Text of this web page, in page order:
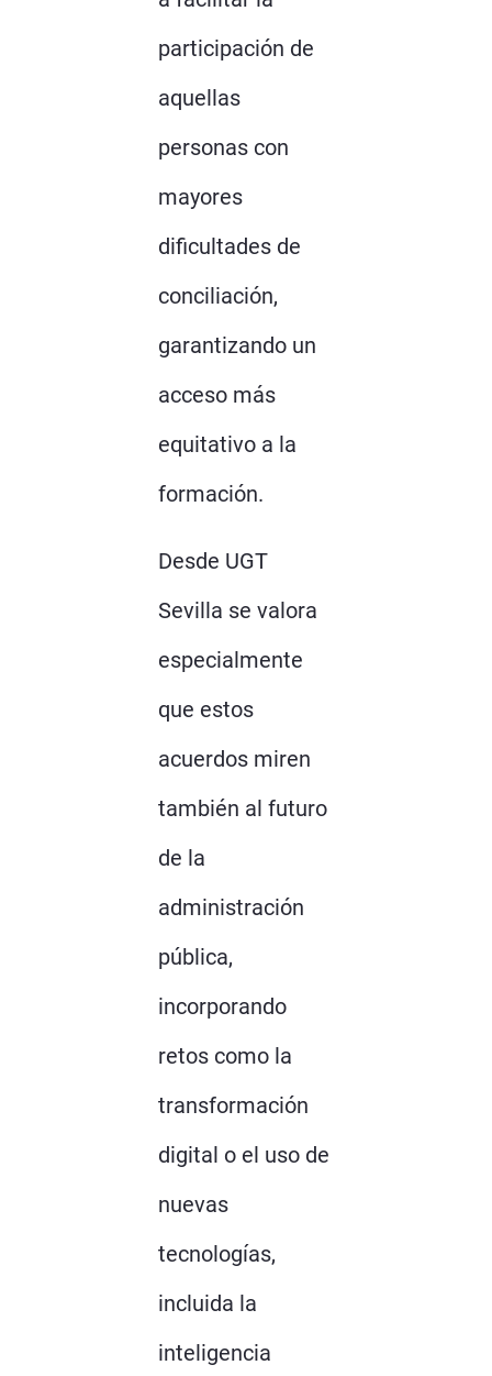
participación de
aquellas
personas con
mayores
dificultades de
conciliación,
garantizando un
acceso más
equitativo a la
formación.
Desde UGT
Sevilla se valora
especialmente
que estos
acuerdos miren
también al futuro
de la
administración
pública,
incorporando
retos como la
transformación
digital o el uso de
nuevas
tecnologías,
incluida la
inteligencia